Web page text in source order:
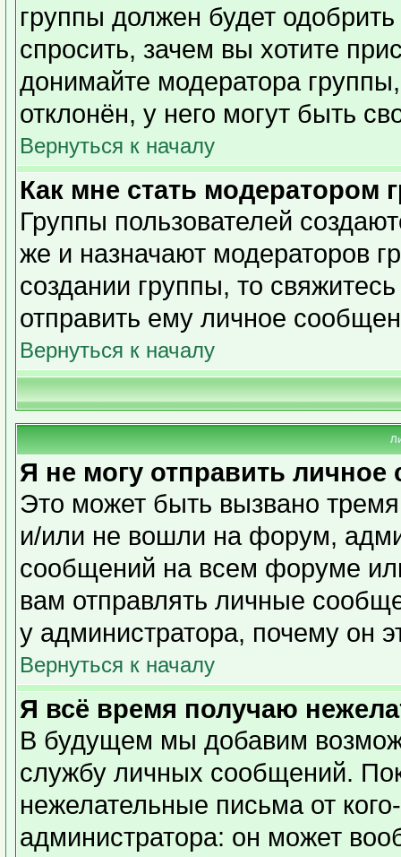
группы должен будет
спросить, зачем вы хотите
донимайте модератора
отклонён, у него могут быть
Вернуться к началу
Как мне стать модератором
Группы пользователей
же и назначают модераторов
создании группы, то
отправить ему личное
Вернуться к началу
Я не могу отправить
Это может быть вызвано
и/или не вошли на форум,
сообщений на всем форуме
вам отправлять личные
у администратора, почему он
Вернуться к началу
Я всё время получаю
В будущем мы добавим
службу личных сообщений.
нежелательные письма от
администратора: он может